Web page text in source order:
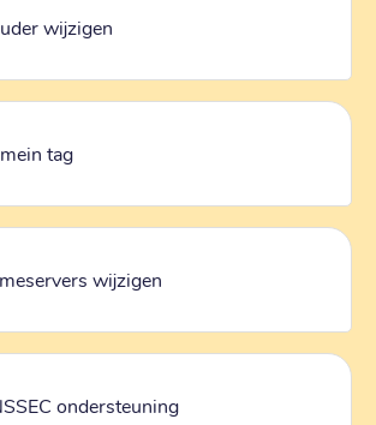
wijzigen
tag
wijzigen
ondersteuning